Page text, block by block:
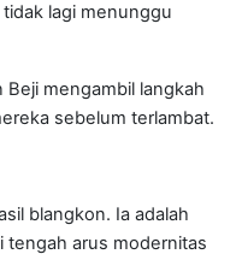
lagi menunggu
Beji mengambil langkah
sebelum terlambat.
blangkon. Ia adalah
tengah arus modernitas